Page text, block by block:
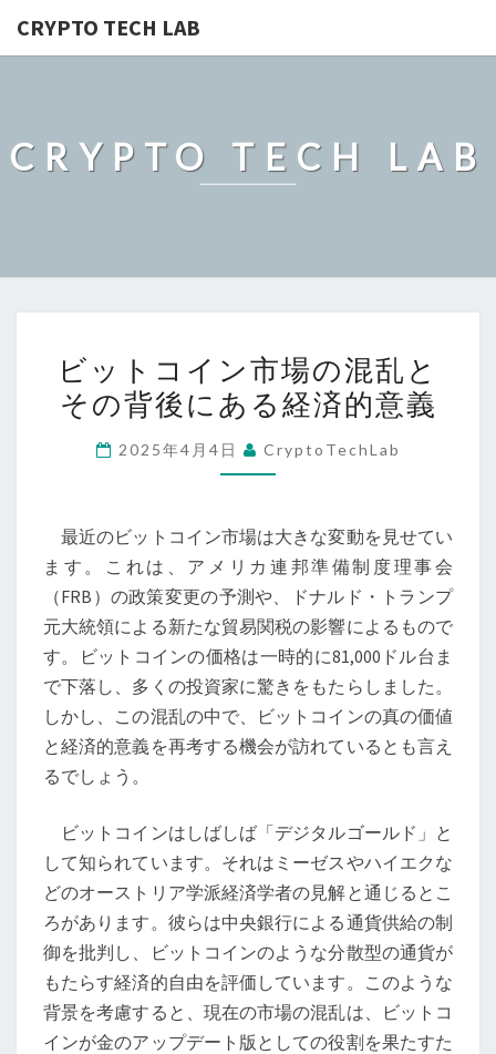
CRYPTO TECH LAB
CRYPTO TECH LAB
ッ
ト
イ
市
場
の
混
と
そ
の
に
あ
る
経
済
的
意
義
ビットコイン市場の混乱と
その背後にある経済的意義
2025年4月4日 CryptoTechLab
最近のビットコイン市場は大きな変動を見せてい
ます。これは、アメリカ連邦準備制度理事会
（FRB）の政策変更の予測や、ドナルド・トランプ
元大統領による新たな貿易関税の影響によるもので
す。ビットコインの価格は一時的に81,000ドル台ま
で下落し、多くの投資家に驚きをもたらしました。
しかし、この混乱の中で、ビットコインの真の価値
と経済的意義を再考する機会が訪れているとも言え
るでしょう。
ビットコインはしばしば「デジタルゴールド」と
して知られています。それはミーゼスやハイエクな
どのオーストリア学派経済学者の見解と通じるとこ
ろがあります。彼らは中央銀行による通貨供給の制
御を批判し、ビットコインのような分散型の通貨が
もたらす経済的自由を評価しています。このような
背景を考慮すると、現在の市場の混乱は、ビットコ
インが金のアップデート版としての役割を果たすた